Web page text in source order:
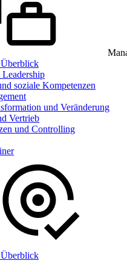
soziale Kompetenzen
und Veränderung
Vertrieb
und Controlling